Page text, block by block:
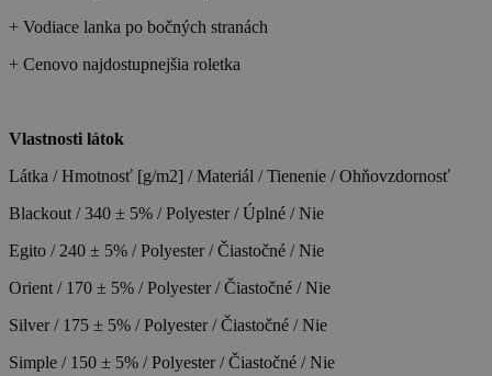
+ Vodiace lanka po bočných stranách
+ Cenovo najdostupnejšia roletka
Vlastnosti látok
Látka / Hmotnosť [g/m2] / Materiál / Tienenie / Ohňovzdornosť
Blackout / 340 ± 5% / Polyester / Úplné / Nie
Egito / 240 ± 5% / Polyester / Čiastočné / Nie
Orient / 170 ± 5% / Polyester / Čiastočné / Nie
Silver / 175 ± 5% / Polyester / Čiastočné / Nie
Simple / 150 ± 5% / Polyester / Čiastočné / Nie